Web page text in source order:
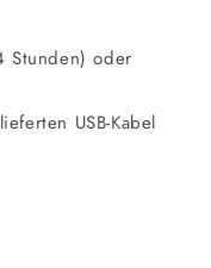
Stunden) oder
USB-Kabel